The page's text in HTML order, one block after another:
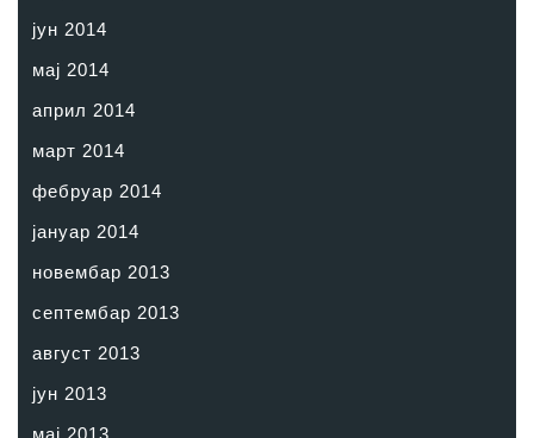
јун 2014
мај 2014
април 2014
март 2014
фебруар 2014
јануар 2014
новембар 2013
септембар 2013
август 2013
јун 2013
мај 2013